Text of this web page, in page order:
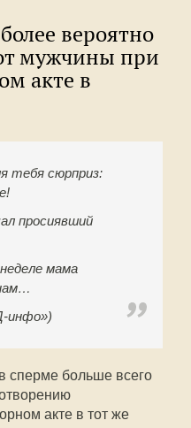
вероятно
мужчины при
акте в
тебя сюрприз:
просиявший
мама
инфо»)
сперме больше всего
акте в тот же